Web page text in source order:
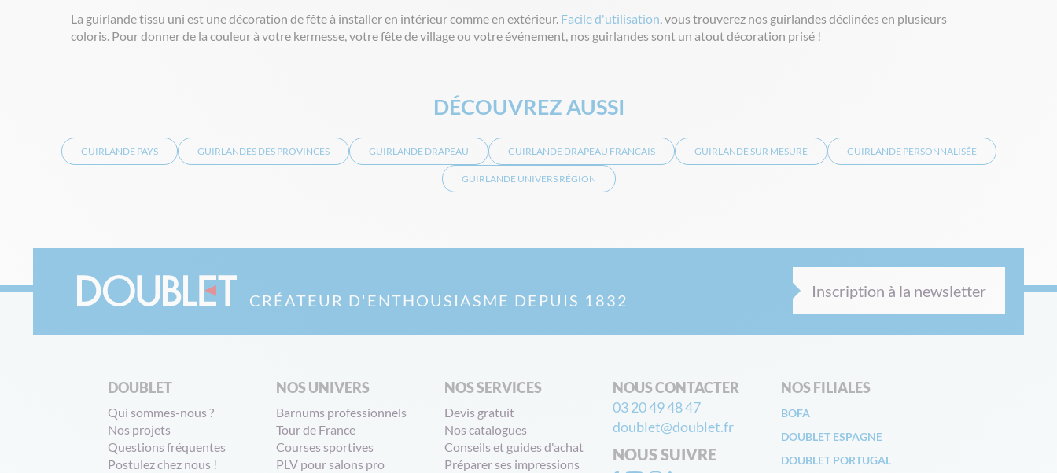
La guirlande tissu uni est une décoration de fête à installer en intérieur comme en extérieur. Facile d'utilisation, vous trouverez nos guirlandes déclinées en plusieurs
coloris. Pour donner de la couleur à votre kermesse, votre fête de village ou votre événement, nos guirlandes sont un atout décoration prisé !
DÉCOUVREZ AUSSI
GUIRLANDE PAYS GUIRLANDES DES PROVINCES GUIRLANDE DRAPEAU GUIRLANDE DRAPEAU FRANCAIS GUIRLANDE SUR MESURE GUIRLANDE PERSONNALISÉE
GUIRLANDE UNIVERS RÉGION
CRÉATEUR D'ENTHOUSIASME DEPUIS 1832 Inscription à la newsletter
DOUBLET
Qui sommes-nous ?
Nos projets
Questions fréquentes
Postulez chez nous !
NOS UNIVERS
Barnums professionnels
Tour de France
Courses sportives
PLV pour salons pro
NOS SERVICES
Devis gratuit
Nos catalogues
Conseils et guides d'achat
Préparer ses impressions
NOUS CONTACTER
03 20 49 48 47
doublet@doublet.fr
NOUS SUIVRE
NOS FILIALES
BOFA
DOUBLET ESPAGNE
DOUBLET PORTUGAL